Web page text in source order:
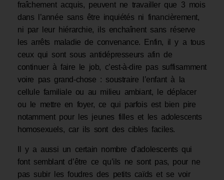
fraîchement acquis, peuvent ne travailler que 3 mois
dans l’année sans être inquiétés ni financièrement,
ni par leur hiérarchie, ils enchaînent sans réserve
les arrêts maladie de convenance. Enfin, il y a tous
ceux qui sont sous antidépresseurs afin de
continuer à faire le job, c’est-à-dire pas suffisamment
voire pas grand-chose : soustraire l’enfant à la
cellule familiale ou au milieu ambiant, le déplacer
ou le mettre en foyer, ce qui parfois est bien pire
notamment pour les jeunes filles et les adolescents
homosexuels, car ils sont des cibles faciles.
Il y a aussi un certain nombre d’adolescents qui
font semblant d’être ce qu’ils ne sont pas, pour ne
pas subir les foudres des petits caïds et se voir